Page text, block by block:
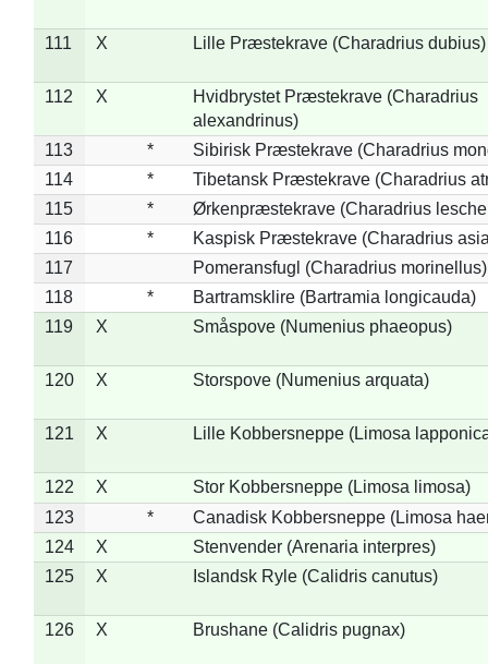
111 X Lille Præstekrave (Charadrius dubius)
112 X
Hvidbrystet Præstekrave (Charadrius
alexandrinus)
113
*
Sibirisk Præstekrave (Charadrius
114
*
Tibetansk Præstekrave (Charadrius
115
*
Ørkenpræstekrave (Charadrius
116
*
Kaspisk Præstekrave (Charadrius
117
Pomeransfugl (Charadrius morinellus)
118
*
Bartramsklire (Bartramia longicauda)
119
X Småspove (Numenius phaeopus)
120 X Storspove (Numenius arquata)
121 X Lille Kobbersneppe (Limosa
122 X
Stor Kobbersneppe (Limosa limosa)
123
*
Canadisk Kobbersneppe (Limosa
124
X
Stenvender (Arenaria interpres)
125
X Islandsk Ryle (Calidris canutus)
126 X Brushane (Calidris pugnax)